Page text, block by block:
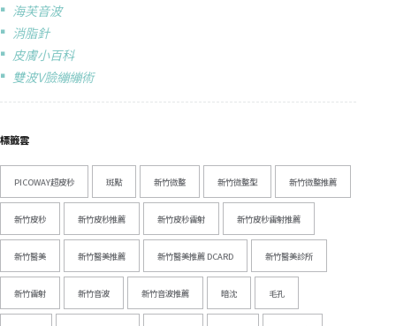
海芙音波
消脂針
皮膚小百科
雙波V臉繃繃術
標籤雲
PICOWAY超皮秒 斑點 新竹微整 新竹微整型 新竹微整推薦
新竹皮秒 新竹皮秒推薦 新竹皮秒雷射 新竹皮秒雷射推薦
新竹醫美 新竹醫美推薦 新竹醫美推薦 DCARD 新竹醫美診所
新竹雷射 新竹音波 新竹音波推薦 暗沈 毛孔